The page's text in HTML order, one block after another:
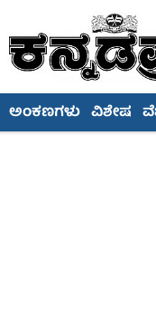
ಅಂಕಣಗಳು ವಿಶೇಷ